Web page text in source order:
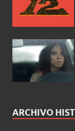
ARCHIVO